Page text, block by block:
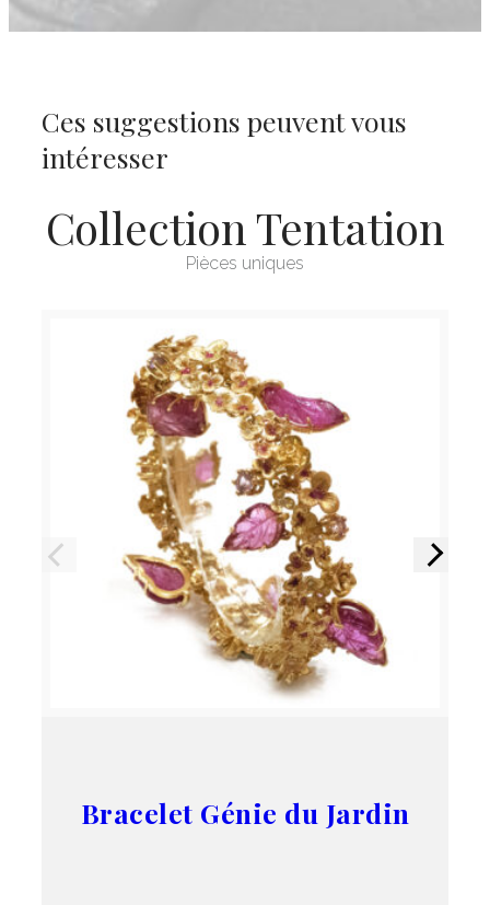
Ces suggestions peuvent vous
intéresser
Collection Tentation
Pièces uniques
Précédent Suivant
Bracelet Génie du Jardin